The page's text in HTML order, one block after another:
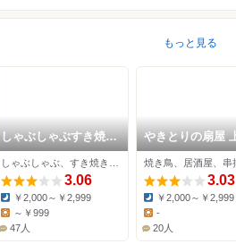
もっと見る
しゃぶしゃぶすき焼ど
ん亭 上尾店
3.06
Dinner:
￥2,000～￥2,999
Lunch:
～￥999
47人
やきとりの扇屋
大谷店
焼き鳥、居酒屋、串
3.03
Dinner:
￥2,000～￥2,999
Lunch:
-
20人